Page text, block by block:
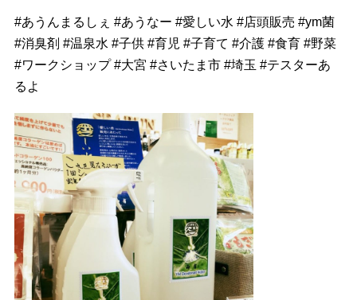
#あうんまるしぇ #あうなー #愛しい水 #店頭販売 #ym菌
#消臭剤 #温泉水 #子供 #育児 #子育て #介護 #食育 #野菜
#ワークショップ #大宮 #さいたま市 #埼玉 #テスターあ
るよ